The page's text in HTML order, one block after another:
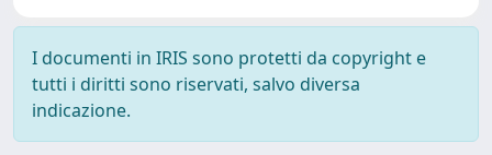
I documenti in IRIS sono protetti da copyright e
tutti i diritti sono riservati, salvo diversa
indicazione.